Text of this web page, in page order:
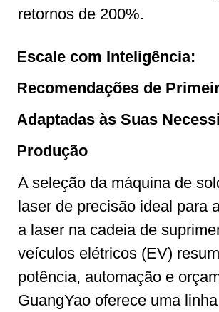
retornos de 200%.
Escale com Inteligência:
Recomendações de
Adaptadas às Suas
Produção
A seleção da máquina de
laser de precisão ideal para
a laser na cadeia de
veículos elétricos (EV)
potência, automação e
GuangYao oferece uma